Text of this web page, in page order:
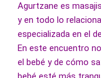
Agurtzane es
y en todo lo
especializada en el
En este encuentro
el bebé y de cómo